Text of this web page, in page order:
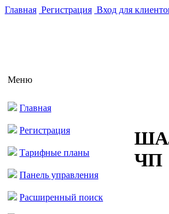
Главная Регистрация Вход для
Меню
Главная
Регистрация
Тарифные планы
Панель управления
Расширенный поиск
ЧП